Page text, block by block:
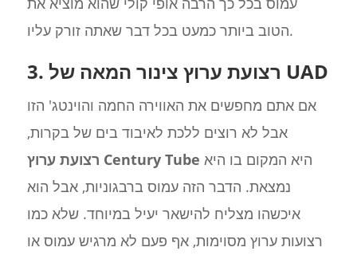
הטוב ביותר כמעט בכל דבר שאתה זורק עליו.
3. רצועת ערוץ צינור המאה של UAD
אם אתם מחפשים את האווירה החמה והוינטג' הזו
אבל לא רוצים ללכת לאיבוד בים של בקרות,
רצועת ערוץ Century Tube
נמצאת. הדבר הזה עמוס ברבגוניות, אבל הוא
איכשהו מצליח להישאר יעיל במיוחד. שלא כמו
רצועות ערוץ מסוימות, אף פעם לא מרגיש עמוס או